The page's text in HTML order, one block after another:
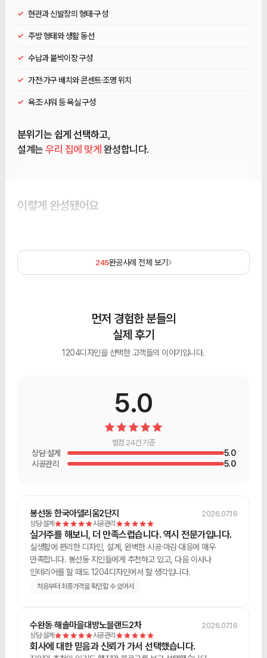
✓ 현관과 신발장의 형태·구성
✓ 주방 형태와 생활 동선
✓ 수납과 붙박이장 구성
✓ 가전·가구 배치와 콘센트·조명 위치
✓ 욕조·샤워 등 욕실 구성
분위기는 쉽게 선택하고,
설계는 우리 집에 맞게 완성합니다.
이렇게 완성됐어요
245완공사례 전체 보기
먼저 경험한 분들의
실제 후기
1204디자인을 선택한 고객들의 이야기입니다.
5.0
별점 24건 기준
상담·설계
5.0
시공관리
5.0
봉선동 한국아델리움2단지 2026.07.16
상담·설계 시공관리
실거주를 해보니, 더 만족스럽습니다. 역시 전문가입니다.
실생활에 편리한 디자인, 설계, 완벽한 시공·마감·대응에 매우
만족합니다. 봉선동 지인들에게 추천하고 있고, 다음 이사나
인테리어를 할 때도 1204디자인에서 할 생각입니다.
처음부터 최종가격을 확인할 수 있어서
수완동 해솔마을대방노블랜드2차 2026.07.16
상담·설계 시공관리
회사에 대한 믿음과 신뢰가 가서 선택했습니다.